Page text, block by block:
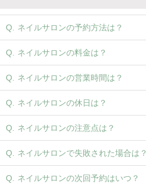
ネイルサロンの予約方法は？
ネイルサロンの料金は？
ネイルサロンの営業時間は？
ネイルサロンの休日は？
ネイルサロンの注意点は？
ネイルサロンで失敗された場合は？
ネイルサロンの次回予約はいつ？